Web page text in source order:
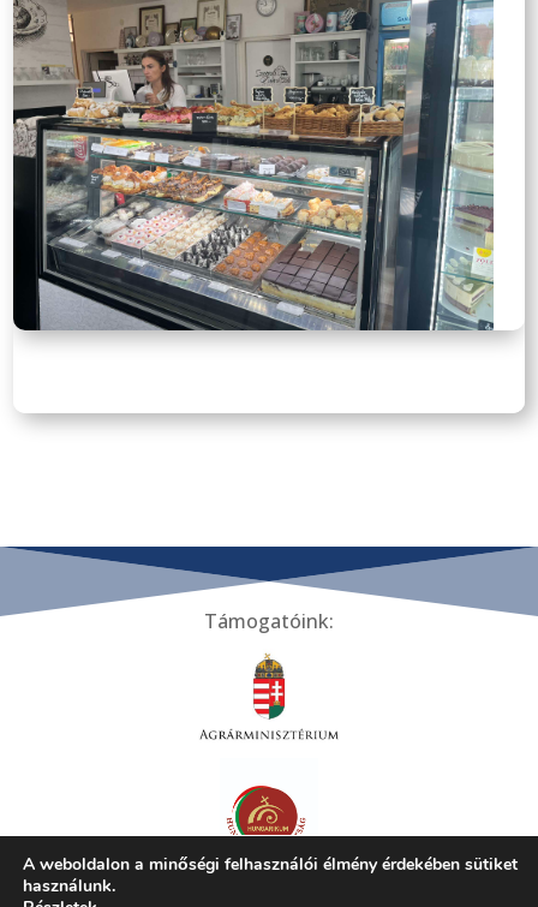
Támogatóink:
Tiszakécskei Települési Helyi Értékek Gyűjteménye ©
A weboldalon a minőségi felhasználói élmény érdekében sütiket
használunk.